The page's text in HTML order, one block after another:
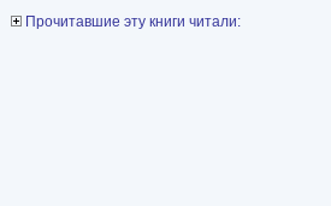
Прочитавшие эту книги читали: